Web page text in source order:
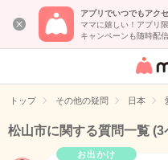
アプリでいつでもアクセ
ママに嬉しい！アプリ
キャンペーンも随時配信
女性
イト
トップ その他の疑問 日本
松山市に関する質問一覧 (3
お出かけ